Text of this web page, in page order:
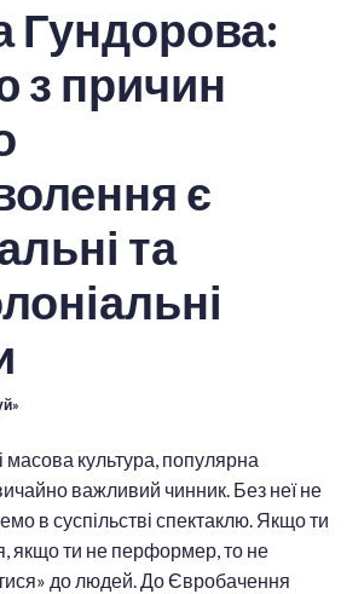
Гундорова:
з причин
є
та
масова культура, популярна
важливий чинник. Без неї не
в суспільстві спектаклю. Якщо ти
якщо ти не перформер, то не
до людей. До Євробачення